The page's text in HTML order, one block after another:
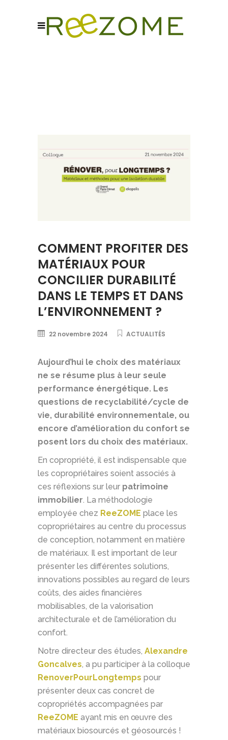
COMMENT PROFITER DES
MATÉRIAUX POUR
CONCILIER DURABILITÉ
DANS LE TEMPS ET DANS
L’ENVIRONNEMENT ?
22 novembre 2024 ACTUALITÉS
Aujourd’hui le choix des matériaux
ne se résume plus à leur seule
performance énergétique. Les
questions de recyclabilité/cycle de
vie, durabilité environnementale, ou
encore d’amélioration du confort se
posent lors du choix des matériaux.
En copropriété, il est indispensable que
les copropriétaires soient associés à
ces réflexions sur leur patrimoine
immobilier. La méthodologie
employée chez ReeZOME place les
copropriétaires au centre du processus
de conception, notamment en matière
de matériaux. Il est important de leur
présenter les différentes solutions,
innovations possibles au regard de leurs
coûts, des aides financières
mobilisables, de la valorisation
architecturale et de l’amélioration du
confort.
Notre directeur des études, Alexandre
Goncalves, a pu participer à la colloque
RenoverPourLongtemps pour
présenter deux cas concret de
copropriétés accompagnées par
ReeZOME ayant mis en œuvre des
matériaux biosourcés et géosourcés !